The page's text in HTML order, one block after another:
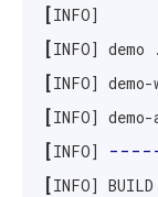
[
[INFO]
[INFO]
[INFO]
[INFO]
[